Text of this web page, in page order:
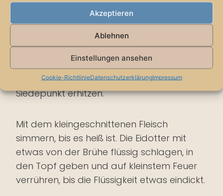
Akzeptieren
Ablehnen
Einstellungen ansehen
Cookie-RichtlinieDatenschutzerklärungImpressum
Ingwer nach Belieben
Blättchen von den Kräutern abzupfen und
feinhacken. Zusammen mit der Brühe,
Muskatblüte, Nelken, Safran und Salz in
einen Topf geben. Bis knapp zum
Siedepunkt erhitzen.
Mit dem kleingeschnittenen Fleisch
simmern, bis es heiß ist. Die Eidotter mit
etwas von der Brühe flüssig schlagen, in
den Topf geben und auf kleinstem Feuer
verrühren, bis die Flüssigkeit etwas eindickt.